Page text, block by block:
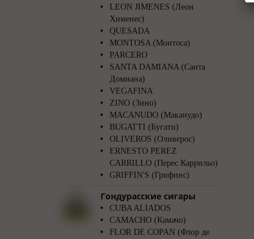
LEON JIMENES (Леон
Хименес)
QUESADA
MONTOSA (Монтоса)
PARCERO
SANTA DAMIANA (Санта
Домиана)
VEGAFINA
ZINO (Зино)
MACANUDO (Маканудо)
BUGATTI (Бугати)
OLIVEROS (Оливерос)
ERNESTO PEREZ
CARRILLO (Перес Каррильо)
GRIFFIN′S (Грифинс)
Гондурасские сигары
CUBA ALIADOS
CAMACHO (Камачо)
FLOR DE COPAN (Флор де